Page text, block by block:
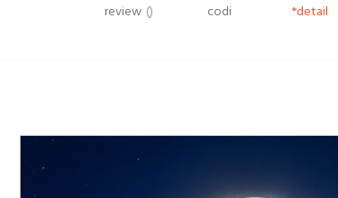
review () codi *detail